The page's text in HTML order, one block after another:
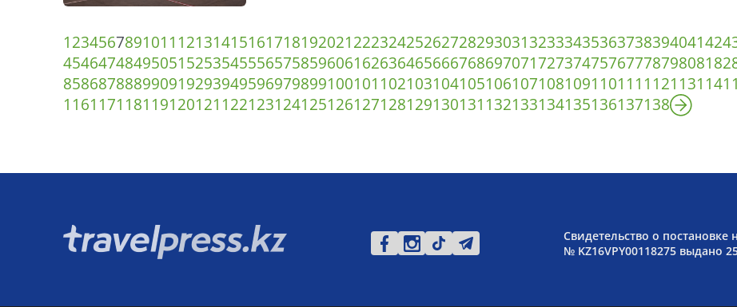
1234567891011 12131415161718192021222324252627282930313233343536373839404142
4546474849505152535455565758596061626364656667686970717273747576777879808182
858687888990919293949596979899100101 102103104105106107108109110111 112113114
116117118119120121 122123124125126127128129130131 132133134135136137138
Свидетельство о постановке
№ KZ16VPY00118275 выдано